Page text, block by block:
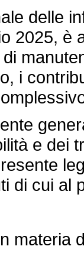
delle
2025, è
i
e dei
di cui al
materia